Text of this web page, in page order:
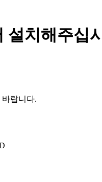
설치해주십
랍니다.